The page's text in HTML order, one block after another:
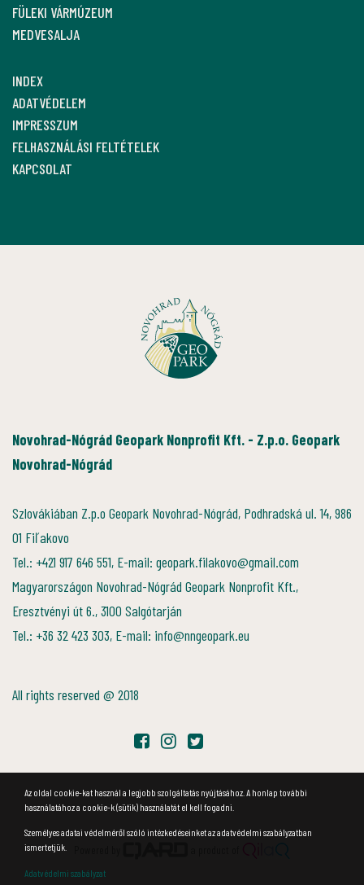
FÜLEKI VÁRMÚZEUM
MEDVESALJA
INDEX
ADATVÉDELEM
IMPRESSZUM
FELHASZNÁLÁSI FELTÉTELEK
KAPCSOLAT
Novohrad-Nógrád Geopark Nonprofit Kft. - Z.p.o. Geopark
Novohrad-Nógrád
Szlovákiában Z.p.o Geopark Novohrad-Nógrád, Podhradská ul. 14, 986
01 Fiľakovo
Tel.: +421 917 646 551, E-mail: geopark.filakovo@gmail.com
Magyarországon Novohrad-Nógrád Geopark Nonprofit Kft.,
Eresztvényi út 6., 3100 Salgótarján
Tel.: +36 32 423 303, E-mail: info@nngeopark.eu
All rights reserved @ 2018
Az oldal cookie-kat használ a legjobb szolgáltatás nyújtásához. A honlap további
használatához a cookie-k (sütik) használatát el kell fogadni.
Személyes adatai védelméről szóló intézkedéseinket az adatvédelmi szabályzatban
ismertetjük.
Adatvédelmi szabályzat